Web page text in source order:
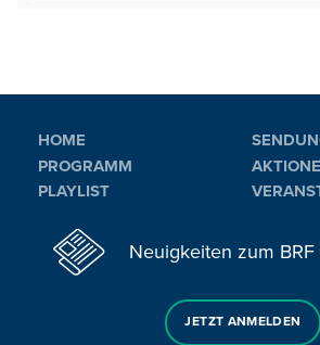
HOME
PROGRAMM
PLAYLIST
Neuigkeiten zum
JETZT ANMELDEN